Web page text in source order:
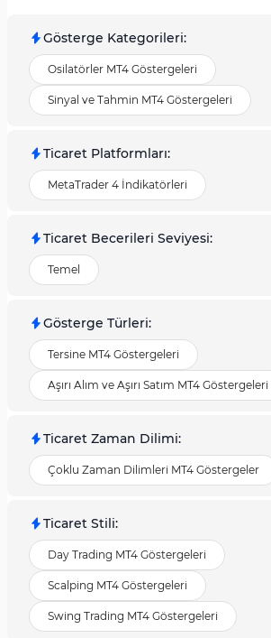
Gösterge Kategorileri:
Osilatörler MT4 Göstergeleri
Sinyal ve Tahmin MT4 Göstergeleri
Ticaret Platformları:
MetaTrader 4 İndikatörleri
Ticaret Becerileri Seviyesi:
Temel
Gösterge Türleri:
Tersine MT4 Göstergeleri
Aşırı Alım ve Aşırı Satım MT4 Göstergeleri
Ticaret Zaman Dilimi:
Çoklu Zaman Dilimleri MT4 Göstergeler
Ticaret Stili:
Day Trading MT4 Göstergeleri
Scalping MT4 Göstergeleri
Swing Trading MT4 Göstergeleri